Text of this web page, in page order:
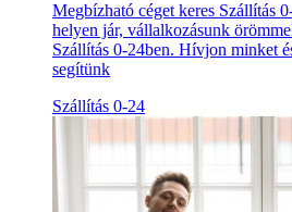
Megbízható céget keres Szállítás
helyen jár, vállalkozásunk
Szállítás 0-24ben. Hívjon minket
segítünk
Szállítás 0-24